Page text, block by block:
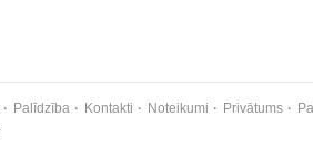
Palīdzība Kontakti Noteikumi Privātums